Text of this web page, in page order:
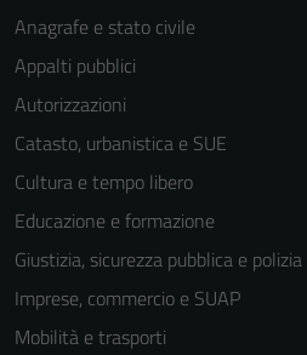
Anagrafe e stato civile
Appalti pubblici
Autorizzazioni
Catasto, urbanistica e SUE
Cultura e tempo libero
Educazione e formazione
Giustizia, sicurezza pubblica e
Imprese, commercio e SUAP
Mobilità e trasporti